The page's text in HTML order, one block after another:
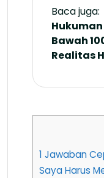
Baca juga:
Bawah
Realitas
1 Jawaban
Saya Harus